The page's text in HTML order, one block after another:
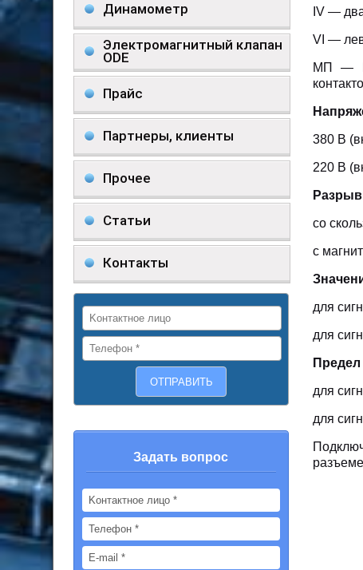
Динамометр
Электромагнитный клапан
ODE
Прайс
Партнеры, клиенты
Прочее
Статьи
Контакты
Задать вопрос
IV —
VI —
МП —
380 В
220 В
со
с
для
для
для
для